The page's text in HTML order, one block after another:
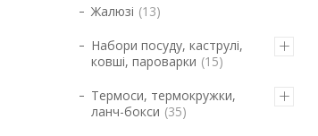
Жалюзі 13
Набори посуду, каструлі,
ковші, пароварки 15
Термоси, термокружки,
ланч-бокси 35